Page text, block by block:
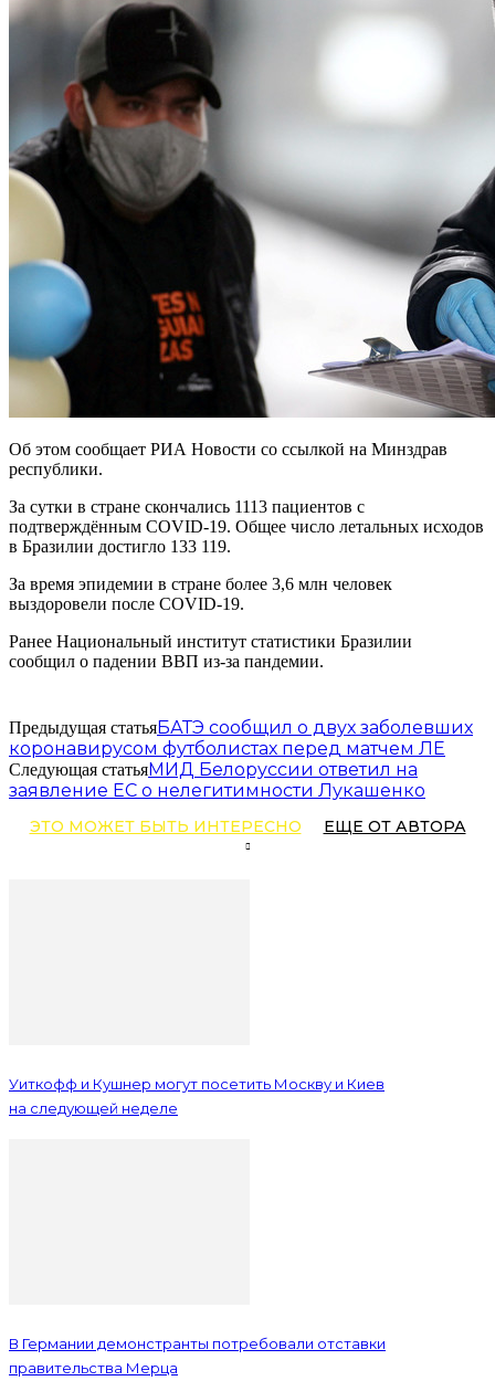
Об этом сообщает РИА Новости со ссылкой на Минздрав
республики.
За сутки в стране скончались 1113 пациентов с
подтверждённым COVID-19. Общее число летальных исходов
в Бразилии достигло 133 119.
За время эпидемии в стране более 3,6 млн человек
выздоровели после COVID-19.
Ранее Национальный институт статистики Бразилии
сообщил о падении ВВП из-за пандемии.
Предыдущая статьяБАТЭ сообщил о двух заболевших
коронавирусом футболистах перед матчем ЛЕ
Следующая статьяМИД Белоруссии ответил на
заявление ЕС о нелегитимности Лукашенко
ЭТО МОЖЕТ БЫТЬ ИНТЕРЕСНО ЕЩЕ ОТ АВТОРА
Уиткофф и Кушнер могут посетить Москву и Киев
на следующей неделе
В Германии демонстранты потребовали отставки
правительства Мерца